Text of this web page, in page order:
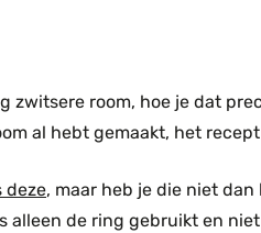
zwitsere room, hoe je dat
al hebt gemaakt, het
deze, maar heb je die niet
alleen de ring gebruikt en